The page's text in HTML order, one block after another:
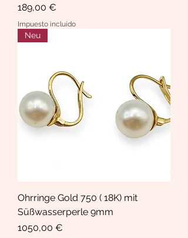
Precio
189,00 €
Impuesto incluido
Neu
Ohrringe Gold 750 ( 18K) mit
Süßwasserperle 9mm
Precio
1050,00 €